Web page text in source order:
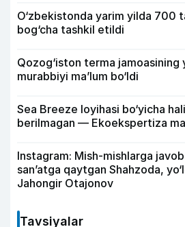
O‘zbekistonda yarim yilda 700
bog‘cha tashkil etildi
Qozog‘iston terma jamoasining
murabbiyi ma’lum bo‘ldi
Sea Breeze loyihasi bo‘yicha
berilmagan — Ekoekspertiza
Instagram: Mish-mishlarga
san’atga qaytgan Shahzoda,
Jahongir Otajonov
Tavsiyalar